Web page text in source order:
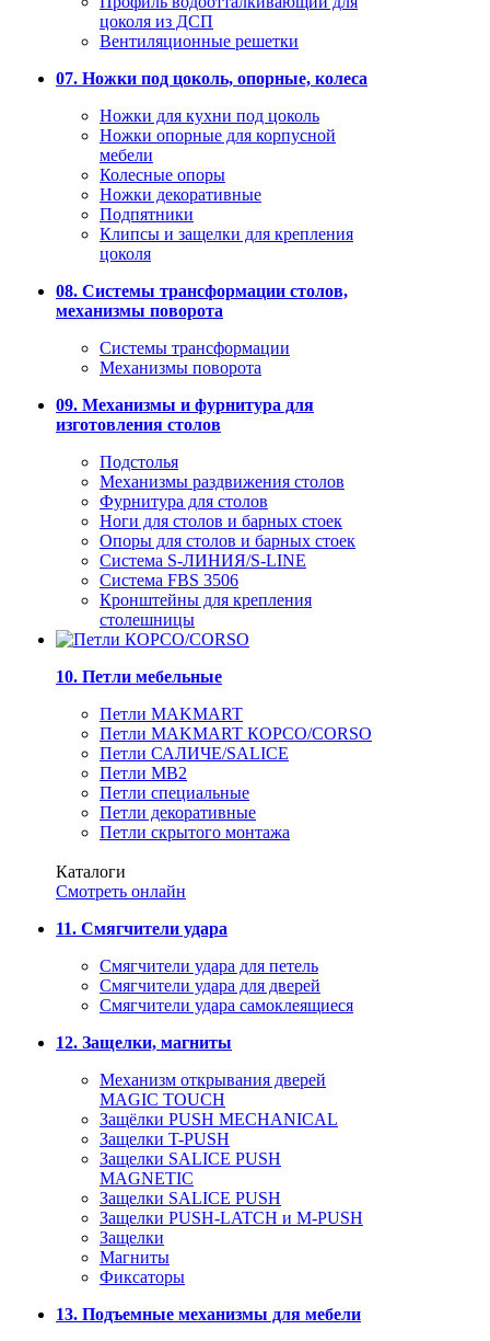
цоколя из ДСП
Вентиляционные решетки
07. Ножки под цоколь, опорные, колеса
Ножки для кухни под цоколь
Ножки опорные для корпусной
мебели
Колесные опоры
Ножки декоративные
Подпятники
Клипсы и защелки для крепления
цоколя
08. Системы трансформации столов,
механизмы поворота
Системы трансформации
Механизмы поворота
09. Механизмы и фурнитура для
изготовления столов
Подстолья
Механизмы раздвижения столов
Фурнитура для столов
Ноги для столов и барных стоек
Опоры для столов и барных стоек
Система S-ЛИНИЯ/S-LINE
Система FBS 3506
Кронштейны для крепления
столешницы
10. Петли мебельные
Петли MAKMART
Петли MAKMART КОРСО/CORSO
Петли САЛИЧЕ/SALICE
Петли MB2
Петли специальные
Петли декоративные
Петли скрытого монтажа
Каталоги
Смотреть онлайн
11. Смягчители удара
Смягчители удара для петель
Смягчители удара для дверей
Cмягчители удара самоклеящиеся
12. Защелки, магниты
Механизм открывания дверей
MAGIC TOUCH
Защёлки PUSH MECHANICAL
Защелки T-PUSH
Защелки SALICE PUSH
MAGNETIC
Защелки SALICE PUSH
Защелки PUSH-LATCH и M-PUSH
Защелки
Магниты
Фиксаторы
13. Подъемные механизмы для мебели